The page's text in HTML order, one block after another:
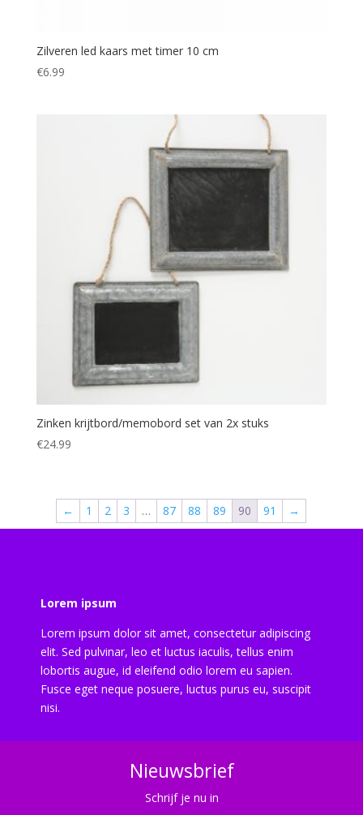
Zilveren led kaars met timer 10 cm
€6.99
Zinken krijtbord/memobord set van 2x stuks
€24.99
← 1 2 3 … 87 88 89 90 91 →
Lorem ipsum
Lorem ipsum dolor sit amet, consectetur adipiscing
elit. Sed pulvinar, leo et luctus iaculis, tellus enim
lobortis augue, id eleifend odio lorem eu sapien.
Fusce eget neque posuere, luctus purus eu, suscipit
nisi.
Nieuwsbrief
Schrijf je nu in